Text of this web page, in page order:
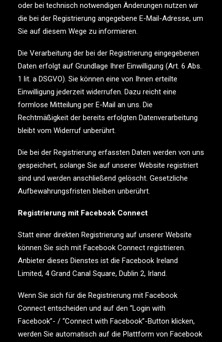
oder bei technisch notwendigen Änderungen nutzen wir
die bei der Registrierung angegebene E-Mail-Adresse, um
Sie auf diesem Wege zu informieren.
Die Verarbeitung der bei der Registrierung eingegebenen
Daten erfolgt auf Grundlage Ihrer Einwilligung (Art. 6 Abs.
1 lit. a DSGVO). Sie können eine von Ihnen erteilte
Einwilligung jederzeit widerrufen. Dazu reicht eine
formlose Mitteilung per E-Mail an uns. Die
Rechtmäßigkeit der bereits erfolgten Datenverarbeitung
bleibt vom Widerruf unberührt.
Die bei der Registrierung erfassten Daten werden von uns
gespeichert, solange Sie auf unserer Website registriert
sind und werden anschließend gelöscht. Gesetzliche
Aufbewahrungsfristen bleiben unberührt.
Registrierung mit Facebook Connect
Statt einer direkten Registrierung auf unserer Website
können Sie sich mit Facebook Connect registrieren.
Anbieter dieses Dienstes ist die Facebook Ireland
Limited, 4 Grand Canal Square, Dublin 2, Irland.
Wenn Sie sich für die Registrierung mit Facebook
Connect entscheiden und auf den “Login with
Facebook”- / “Connect with Facebook”-Button klicken,
werden Sie automatisch auf die Plattform von Facebook